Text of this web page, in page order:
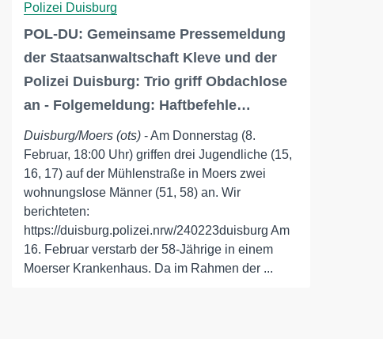
Polizei Duisburg
POL-DU: Gemeinsame Pressemeldung
der Staatsanwaltschaft Kleve und der
Polizei Duisburg: Trio griff Obdachlose
an - Folgemeldung: Haftbefehle…
Duisburg/Moers (ots) - Am Donnerstag (8.
Februar, 18:00 Uhr) griffen drei Jugendliche (15,
16, 17) auf der Mühlenstraße in Moers zwei
wohnungslose Männer (51, 58) an. Wir
berichteten:
https://duisburg.polizei.nrw/240223duisburg Am
16. Februar verstarb der 58-Jährige in einem
Moerser Krankenhaus. Da im Rahmen der ...